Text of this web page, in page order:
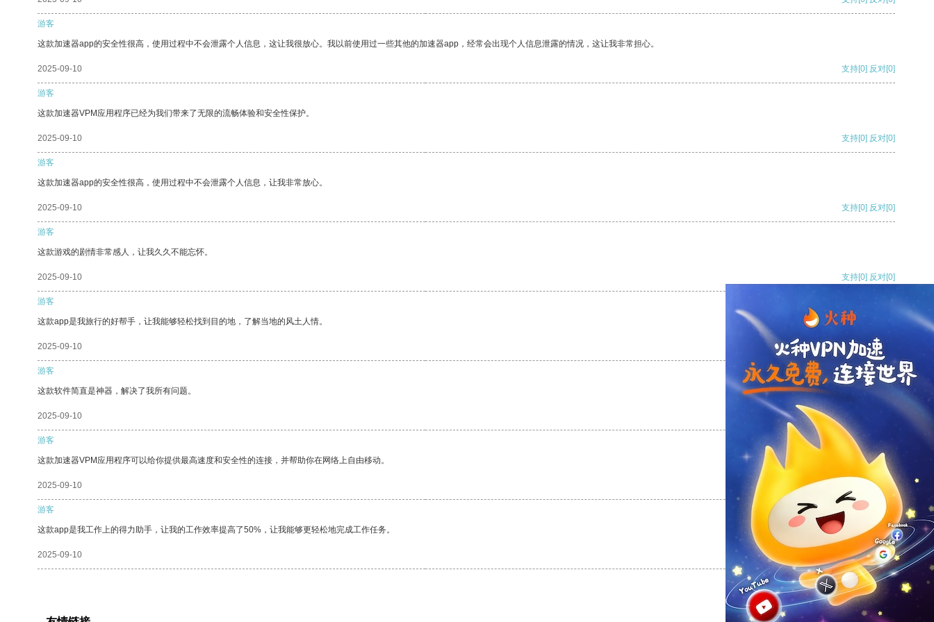
游客
这款加速器app的安全性很高，使用过程中不会泄露个人信息，这让我很放心。我以前使用过一些其他的加速器app，经常会出现个人信息泄露的情况，这让我非常担心。
2025-09-10 支持[0] 反对[0]
游客
这款加速器VPM应用程序已经为我们带来了无限的流畅体验和安全性保护。
2025-09-10 支持[0] 反对[0]
游客
这款加速器app的安全性很高，使用过程中不会泄露个人信息，让我非常放心。
2025-09-10 支持[0] 反对[0]
游客
这款游戏的剧情非常感人，让我久久不能忘怀。
2025-09-10 支持[0] 反对[0]
游客
这款app是我旅行的好帮手，让我能够轻松找到目的地，了解当地的风土人情。
2025-09-10 支持[0] 反对
游客
这款软件简直是神器，解决了我所有问题。
2025-09-10 支持
游客
这款加速器VPM应用程序可以给你提供最高速度和安全性的连接，并帮助你在网络上自由移动。
2025-09-10 反对 [0]
游客
这款app是我工作上的得力助手，让我的工作效率提高了50%，让我能够更轻松地完成工作任务。
2025-09-10 支持[0] 反对[0]